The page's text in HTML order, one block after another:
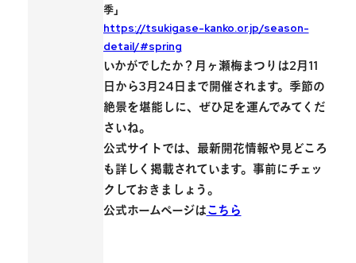
季」
https://tsukigase-kanko.or.jp/season-
detail/#spring
いかがでしたか？月ヶ瀬梅まつりは2月11
日から3月24日まで開催されます。季節の
絶景を堪能しに、ぜひ足を運んでみてくだ
さいね。
公式サイトでは、最新開花情報や見どころ
も詳しく掲載されています。事前にチェッ
クしておきましょう。
公式ホームページはこちら